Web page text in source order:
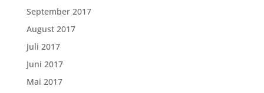
September 2017
August 2017
Juli 2017
Juni 2017
Mai 2017